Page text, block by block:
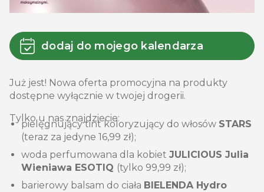
dodaj do mojego kalendarza
Już jest! Nowa oferta promocyjna na produkty
dostępne wyłącznie w twojej drogerii.
Tylko u nas znajdziecie:
pielęgnujący tint koloryzujący do włosów STARS
(teraz za jedyne 16,99 zł);
woda perfumowana dla kobiet JULICIOUS Julia
Wieniawa ESOTIQ (tylko 99,99 zł);
barierowy balsam do ciała BIELENDA Hydro